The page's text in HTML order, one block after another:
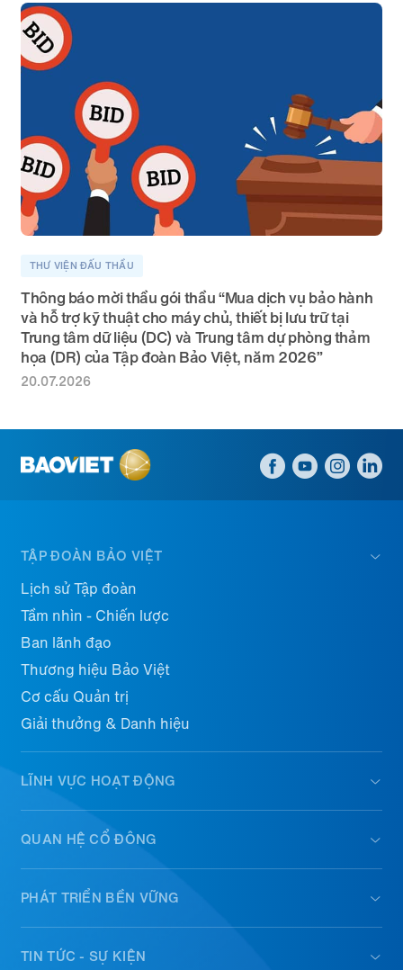
THƯ VIỆN ĐẤU THẦU
Thông báo mời thầu gói thầu “Mua dịch vụ bảo hành
và hỗ trợ kỹ thuật cho máy chủ, thiết bị lưu trữ tại
Trung tâm dữ liệu (DC) và Trung tâm dự phòng thảm
họa (DR) của Tập đoàn Bảo Việt, năm 2026”
20.07.2026
TẬP ĐOÀN BẢO VIỆT
Lịch sử Tập đoàn
Tầm nhìn - Chiến lược
Ban lãnh đạo
Thương hiệu Bảo Việt
Cơ cấu Quản trị
Giải thưởng & Danh hiệu
LĨNH VỰC HOẠT ĐỘNG
QUAN HỆ CỔ ĐÔNG
PHÁT TRIỂN BỀN VỮNG
TIN TỨC - SỰ KIỆN